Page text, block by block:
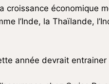
croissance économique
l’Inde, la Thaïlande,
année devrait